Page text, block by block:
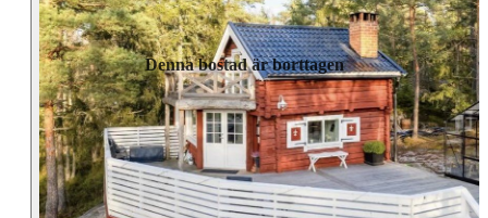
Denna bostad är borttagen